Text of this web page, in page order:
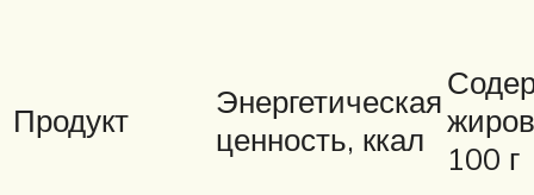
Продукт
Энергетическая
ценность, ккал
100 г